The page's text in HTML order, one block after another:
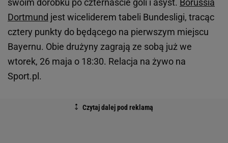
swoim dorobku po czternaście goli i asyst. Borussia
Dortmund jest wiceliderem tabeli Bundesligi, tracąc
cztery punkty do będącego na pierwszym miejscu
Bayernu. Obie drużyny zagrają ze sobą już we
wtorek, 26 maja o 18:30. Relacja na żywo na
Sport.pl.